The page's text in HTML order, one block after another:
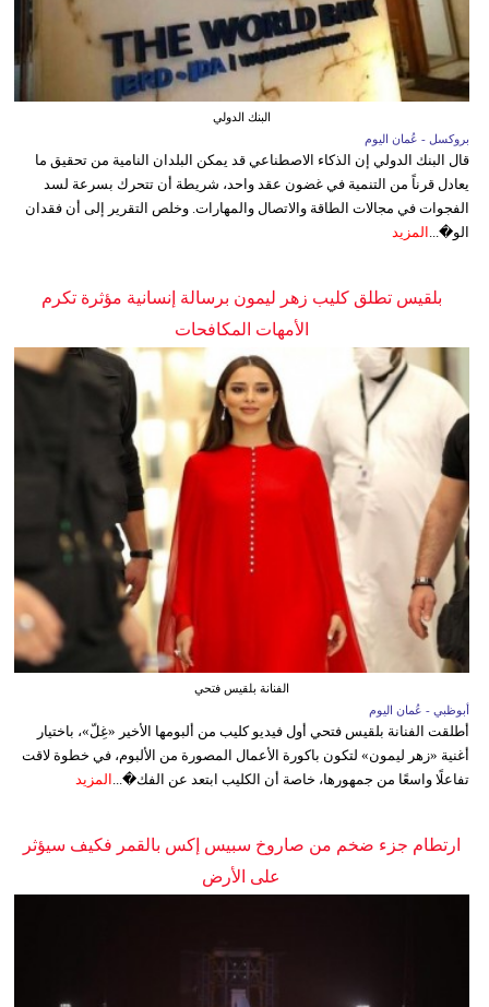
البنك الدولي
بروكسل - عُمان اليوم
قال البنك الدولي إن الذكاء الاصطناعي قد يمكن البلدان النامية من تحقيق ما
يعادل قرناً من التنمية في غضون عقد واحد، شريطة أن تتحرك بسرعة لسد
الفجوات في مجالات الطاقة والاتصال والمهارات. وخلص التقرير إلى أن فقدان
الو�... المزيد
بلقيس تطلق كليب زهر ليمون برسالة إنسانية مؤثرة تكرم
الأمهات المكافحات
الفنانة بلقيس فتحي
أبوظبي - عُمان اليوم
أطلقت الفنانة بلقيس فتحي أول فيديو كليب من ألبومها الأخير «غِلّ»، باختيار
أغنية «زهر ليمون» لتكون باكورة الأعمال المصورة من الألبوم، في خطوة لاقت
تفاعلًا واسعًا من جمهورها، خاصة أن الكليب ابتعد عن الفك�... المزيد
ارتطام جزء ضخم من صاروخ سبيس إكس بالقمر فكيف سيؤثر
على الأرض